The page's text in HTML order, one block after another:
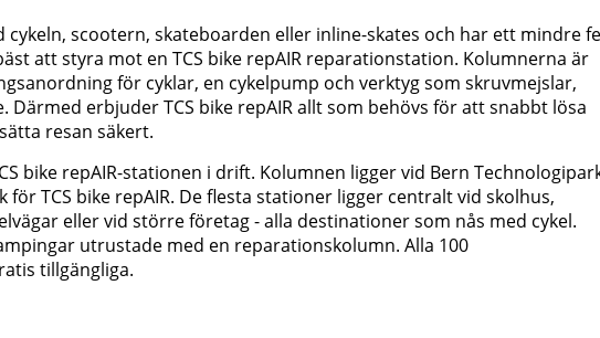
cykeln, scootern, skateboarden eller inline-skates och har ett mindre
att styra mot en TCS bike repAIR reparationstation. Kolumnerna är
för cyklar, en cykelpump och verktyg som skruvmejslar,
Därmed erbjuder TCS bike repAIR allt som behövs för att snabbt lösa
resan säkert.
bike repAIR-stationen i drift. Kolumnen ligger vid Bern
för TCS bike repAIR. De flesta stationer ligger centralt vid skolhus,
eller vid större företag - alla destinationer som nås med cykel.
utrustade med en reparationskolumn. Alla 100
tillgängliga.